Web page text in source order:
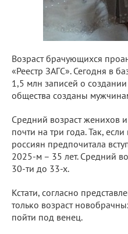
Возраст брачующихся
«Реестр ЗАГС». Сегодня в
1,5 млн записей о
общества созданы
Средний возраст женихов
почти на три года. Так,
россиян предпочитала
2025-м – 35 лет. Средний
30-ти до 33-х.
Кстати, согласно
только возраст
пойти под венец.